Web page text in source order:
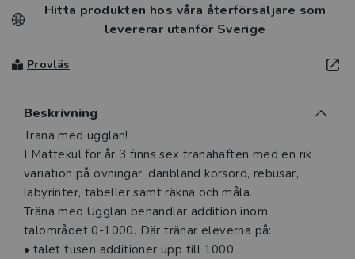
Hitta produkten hos våra återförsäljare som
levererar utanför Sverige
Provläs
Beskrivning
Träna med ugglan!
I Mattekul för år 3 finns sex tränahäften med en rik
variation på övningar, däribland korsord, rebusar,
labyrinter, tabeller samt räkna och måla.
Träna med Ugglan behandlar addition inom
talområdet 0-1000. Där tränar eleverna på:
• talet tusen additioner upp till 1000